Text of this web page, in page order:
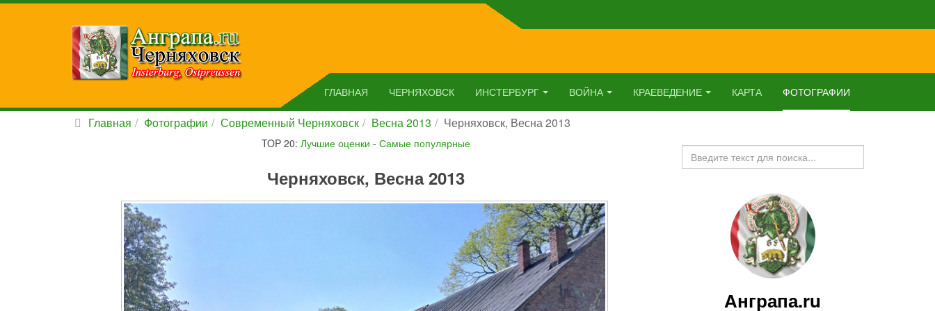
ГЛАВНАЯ ЧЕРНЯХОВСК ИНСТЕРБУРГ ВОЙНА КРАЕВЕДЕНИЕ КАРТА ФОТОГРАФИИ
Главная Фотографии Современный Черняховск Весна 2013 Черняховск, Весна 2013
TOP 20: Лучшие оценки - Самые популярные
Черняховск, Весна 2013
Искать...
Анграпа.ru